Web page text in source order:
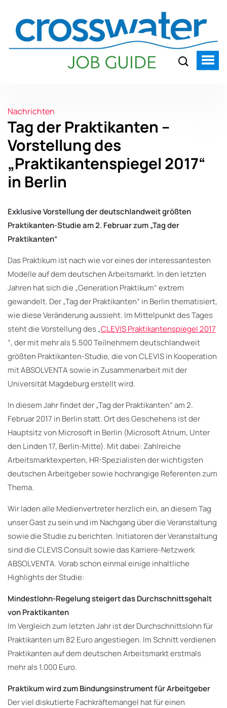
Nachrichten
Tag der Praktikanten –
Vorstellung des
„Praktikantenspiegel 2017“
in Berlin
Exklusive Vorstellung der deutschlandweit größten
Praktikanten-Studie am 2. Februar zum „Tag der
Praktikanten“
Das Praktikum ist nach wie vor eines der interessantesten
Modelle auf dem deutschen Arbeitsmarkt. In den letzten
Jahren hat sich die „Generation Praktikum“ extrem
gewandelt. Der „Tag der Praktikanten“ in Berlin thematisiert,
wie diese Veränderung aussieht. Im Mittelpunkt des Tages
steht die Vorstellung des „CLEVIS Praktikantenspiegel 2017
“, der mit mehr als 5.500 Teilnehmern deutschlandweit
größten Praktikanten-Studie, die von CLEVIS in Kooperation
mit ABSOLVENTA sowie in Zusammenarbeit mit der
Universität Magdeburg erstellt wird.
In diesem Jahr findet der „Tag der Praktikanten“ am 2.
Februar 2017 in Berlin statt. Ort des Geschehens ist der
Hauptsitz von Microsoft in Berlin (Microsoft Atrium, Unter
den Linden 17, Berlin-Mitte). Mit dabei: Zahlreiche
Arbeitsmarktexperten, HR-Spezialisten der wichtigsten
deutschen Arbeitgeber sowie hochrangige Referenten zum
Thema.
Wir laden alle Medienvertreter herzlich ein, an diesem Tag
unser Gast zu sein und im Nachgang über die Veranstaltung
sowie die Studie zu berichten. Initiatoren der Veranstaltung
sind die CLEVIS Consult sowie das Karriere-Netzwerk
ABSOLVENTA. Vorab schon einmal einige inhaltliche
Highlights der Studie:
Mindestlohn-Regelung steigert das Durchschnittsgehalt
von Praktikanten
Im Vergleich zum letzten Jahr ist der Durchschnittslohn für
Praktikanten um 82 Euro angestiegen. Im Schnitt verdienen
Praktikanten auf dem deutschen Arbeitsmarkt erstmals
mehr als 1.000 Euro.
Praktikum wird zum Bindungsinstrument für Arbeitgeber
Der viel diskutierte Fachkräftemangel hat für einen